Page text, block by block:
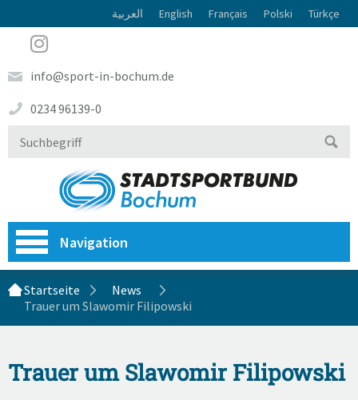
العربية English Français Polski Türkçe
info@sport-in-bochum.de
0234 96139-0
Navigation
Startseite
News
Trauer um Slawomir Filipowski
Trauer um Slawomir Filipowski